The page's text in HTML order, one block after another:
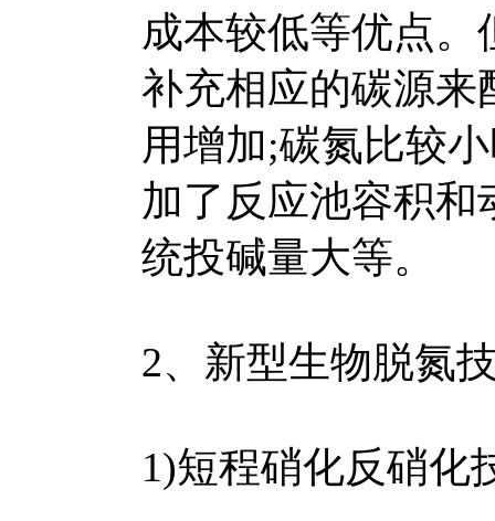
成本较低等优点
补充相应的碳源来
用增加;碳氮比较
加了反应池容积
统投碱量大等。
2、新型生物脱氮
1)短程硝化反硝化